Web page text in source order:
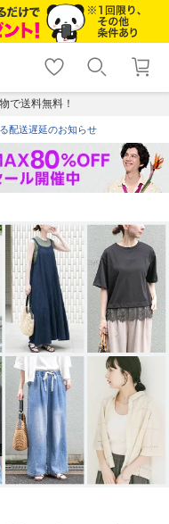
shopping_cart lock_outline
ログイン
で送料無料！
配送遅延のお知らせ